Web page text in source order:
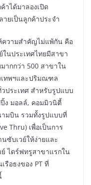
าได้มาลองเปิด
ยเป็นลูกค้าประจำ
ความสำคัญไม่แพ้กัน คือ
นประเทศไทยมีสาขา
ากกว่า 500 สาขาใน
เทพฯและปริมณฑล
วประเทศ สำหรับรูปแบบ
ง มอลล์, คอมมิวนิตี้
มบิน รวมทั้งรูปแบบที่
Thru) เพื่อเป็นการ
ซับเวย์ให้ง่ายและ
ไดร์ฟทรูสาขาแรกใน
รือธงของ PT ที่